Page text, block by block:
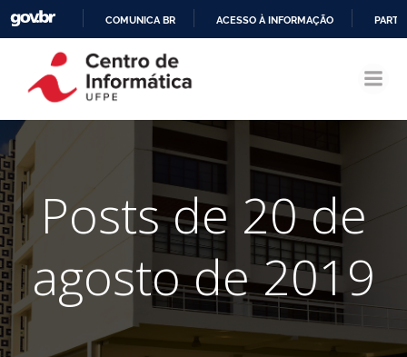
CONTEÚDO
COMUNICA BR ACESSO À INFORMAÇÃO
Posts de 20 de
agosto de 2019